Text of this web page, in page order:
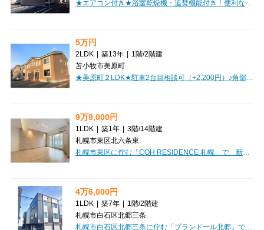
5万円
2LDK | 築13年 | 1階/2階建
苫小牧市美原町
9万9,000円
1LDK | 築1年 | 3階/14階建
札幌市東区北六条東
4万6,000円
1LDK | 築7年 | 1階/2階建
札幌市白石区北郷三条